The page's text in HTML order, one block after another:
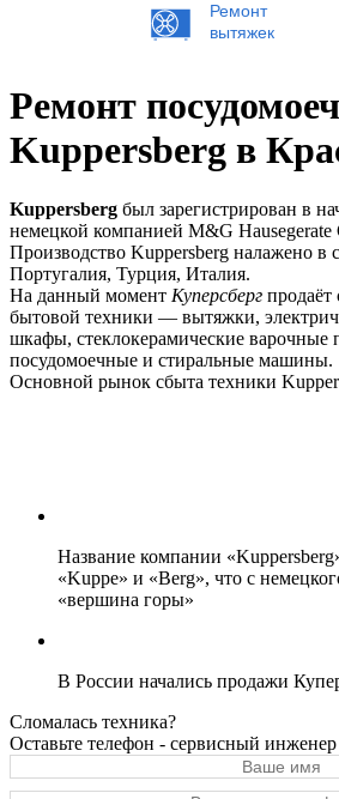
Ремонт
вытяжек
Ремонт
Kuppersberg в
Kuppersberg был зарегистрирован в
немецкой компанией M&G Hausegerate
Производство Kuppersberg налажено в
Португалия, Турция, Италия.
На данный момент Куперсберг
бытовой техники — вытяжки,
шкафы, стеклокерамические варочные
посудомоечные и стиральные машины.
Основной рынок сбыта техники
Название компании
«Kuppe» и «Веrg», что с
«вершина горы»
В России начались продажи
Сломалась техника?
Оставьте телефон - сервисный